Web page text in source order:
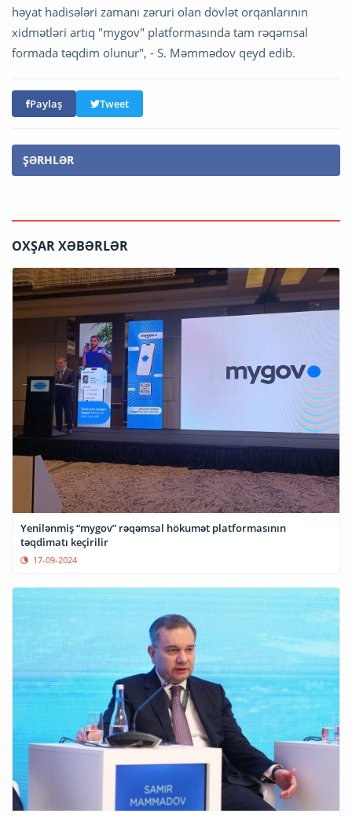
həyat hadisələri zamanı zəruri olan dövlət orqanlarının
xidmətləri artıq "mygov" platformasında tam rəqəmsal
formada təqdim olunur", - S. Məmmədov qeyd edib.
Paylaş Tweet
ŞƏRHLƏR
OXŞAR XƏBƏRLƏR
Yenilənmiş “mygov” rəqəmsal hökumət platformasının
təqdimatı keçirilir
17-09-2024